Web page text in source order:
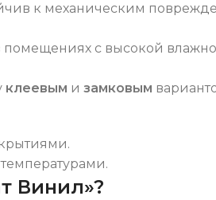
к механическим
с высокой
клеевым и замковым
Винил»?